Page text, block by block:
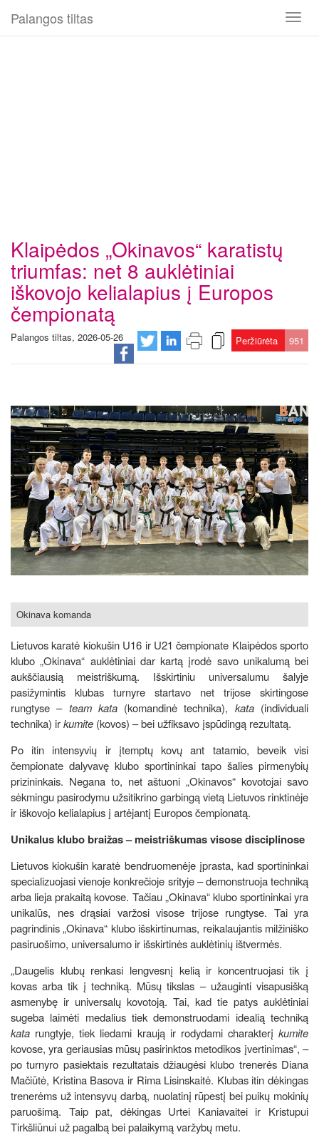
Toggle
Palangos tiltas
Klaipėdos „Okinavos“ karatistų
triumfas: net 8 auklėtiniai
iškovojo kelialapius į Europos
čempionatą
Palangos tiltas, 2026-05-26 Peržiūrėta 951
Okinava komanda
Lietuvos karatė kiokušin U16 ir U21 čempionate Klaipėdos sporto
klubo „Okinava“ auklėtiniai dar kartą įrodė savo unikalumą bei
aukščiausią meistriškumą. Išskirtiniu universalumu šalyje
pasižymintis klubas turnyre startavo net trijose skirtingose
rungtyse – team kata(komandinė technika), kata(individuali
technika) irkumite (kovos) – bei užfiksavo įspūdingą rezultatą.
Po itin intensyvių ir įtemptų kovų ant tatamio, beveik visi
čempionate dalyvavę klubo sportininkai tapo šalies pirmenybių
prizininkais. Negana to, net aštuoni „Okinavos“ kovotojai savo
sėkmingu pasirodymu užsitikrino garbingą vietą Lietuvos rinktinėje
ir iškovojo kelialapius į artėjantį Europos čempionatą.
Unikalus klubo braižas – meistriškumas visose disciplinose
Lietuvos kiokušin karatė bendruomenėje įprasta, kad sportininkai
specializuojasi vienoje konkrečioje srityje – demonstruoja techniką
arba lieja prakaitą kovose. Tačiau „Okinava“ klubo sportininkai yra
unikalūs, nes drąsiai varžosi visose trijose rungtyse. Tai yra
pagrindinis „Okinava“ klubo išskirtinumas, reikalaujantis milžiniško
pasiruošimo, universalumo ir išskirtinės auklėtinių ištvermės.
„Daugelis klubų renkasi lengvesnį kelią ir koncentruojasi tik į
kovas arba tik į techniką. Mūsų tikslas – užauginti visapusišką
asmenybę ir universalų kovotoją. Tai, kad tie patys auklėtiniai
sugeba laimėti medalius tiek demonstruodami idealią techniką
kata rungtyje, tiek liedami kraują ir rodydami charakterį kumite
kovose, yra geriausias mūsų pasirinktos metodikos įvertinimas“, –
po turnyro pasiektais rezultatais džiaugėsi klubo trenerės Diana
Mačiūtė, Kristina Basova ir Rima Lisinskaitė. Klubas itin dėkingas
trenerėms už intensyvų darbą, nuolatinį rūpestį bei puikų mokinių
paruošimą. Taip pat, dėkingas Urtei Kaniavaitei ir Kristupui
Tirkšliūnui už pagalbą bei palaikymą varžybų metu.